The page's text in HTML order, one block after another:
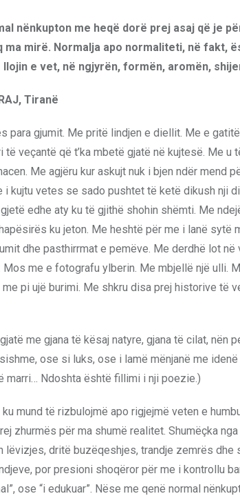
nënkupton me heqë dorë prej asaj që je
ma mirë. Normalja apo normaliteti, në fakt,
llojin e vet, në ngjyrën, formën, aromën,
Tiranë
para gjumit. Me pritë lindjen e diellit. Me e
të veçantë që t’ka mbetë gjatë në kujtesë. Me
Me agjëru kur askujt nuk i bjen ndër mend
i kujtu vetes se sado pushtet të ketë dikush nji
edhe aty ku të gjithë shohin shëmti. Me
ku jeton. Me heshtë për me i lanë sytë
dhe pasthirrmat e pemëve. Me derdhë lot
me e fotografu ylberin. Me mbjellë një ulli.
pi ujë burimi. Me shkru disa prej historive të
me gjana të kësaj natyre, gjana të cilat, nën
ose si luks, ose i lamë mënjanë me idenë
marri… Ndoshta është fillimi i nji poezie.)
mund të rizbulojmë apo rigjejmë veten e
zhurmës për ma shumë realitet. Shumëçka
lëvizjes, dritë buzëqeshjes, trandje zemrës
por presioni shoqëror për me i kontrollu
ose “i edukuar”. Nëse me qenë normal